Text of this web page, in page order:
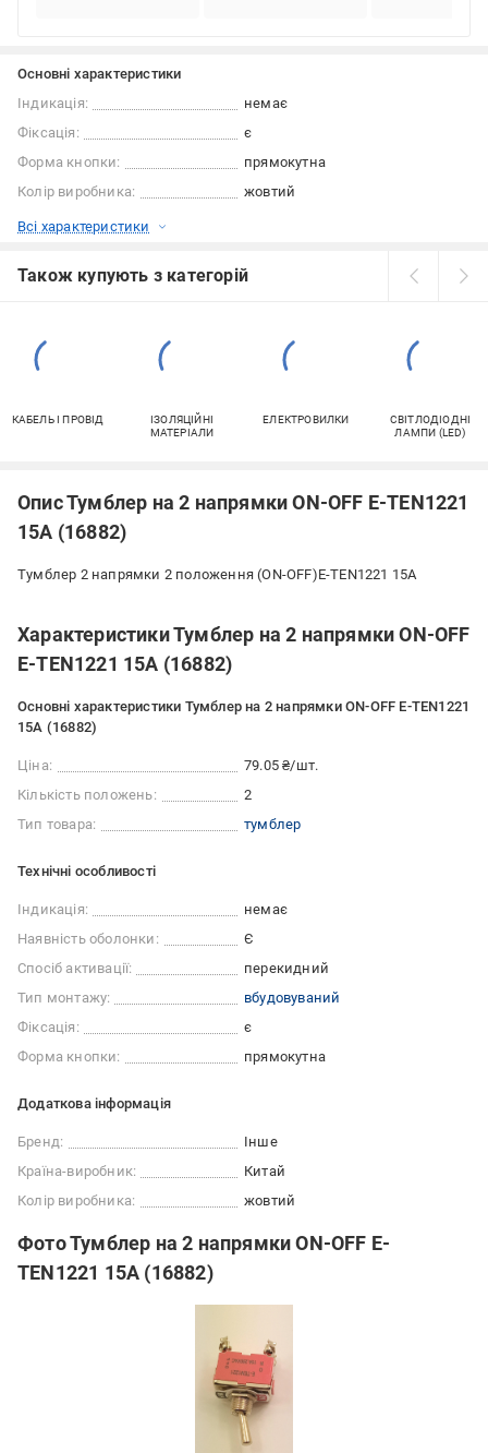
Основні характеристики
Індикація:
немає
Фіксація:
є
Форма кнопки:
прямокутна
Колір виробника:
жовтий
Всі характеристики
Також купують з категорій
КАБЕЛЬ І ПРОВІД
ІЗОЛЯЦІЙНІ
МАТЕРІАЛИ
ЕЛЕКТРОВИЛКИ
СВІТЛОДІОДНІ
ЛАМПИ (LED)
Опис Тумблер на 2 напрямки ON-OFF E-TEN1221
15A (16882)
Тумблер 2 напрямки 2 положення (ON-OFF)E-TEN1221 15A
Характеристики Тумблер на 2 напрямки ON-OFF
E-TEN1221 15A (16882)
Основні характеристики Тумблер на 2 напрямки ON-OFF E-TEN1221
15A (16882)
Ціна:
79.05 ₴/шт.
Кількість положень:
2
Тип товара:
тумблер
Технічні особливості
Індикація:
немає
Наявність оболонки:
Є
Спосіб активації:
перекидний
Тип монтажу:
вбудовуваний
Фіксація:
є
Форма кнопки:
прямокутна
Додаткова інформація
Бренд:
Інше
Країна-виробник:
Китай
Колір виробника:
жовтий
Фото Тумблер на 2 напрямки ON-OFF E-
TEN1221 15A (16882)